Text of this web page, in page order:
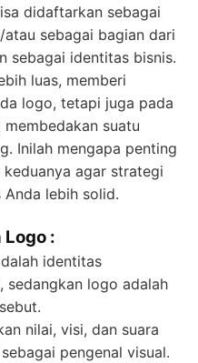
didaftarkan sebagai
sebagai bagian dari
sebagai identitas bisnis.
luas, memberi
logo, tetapi juga pada
suatu
Inilah mengapa penting
agar strategi
lebih solid.
:
identitas
sedangkan logo adalah
nilai, visi, dan suara
pengenal visual.